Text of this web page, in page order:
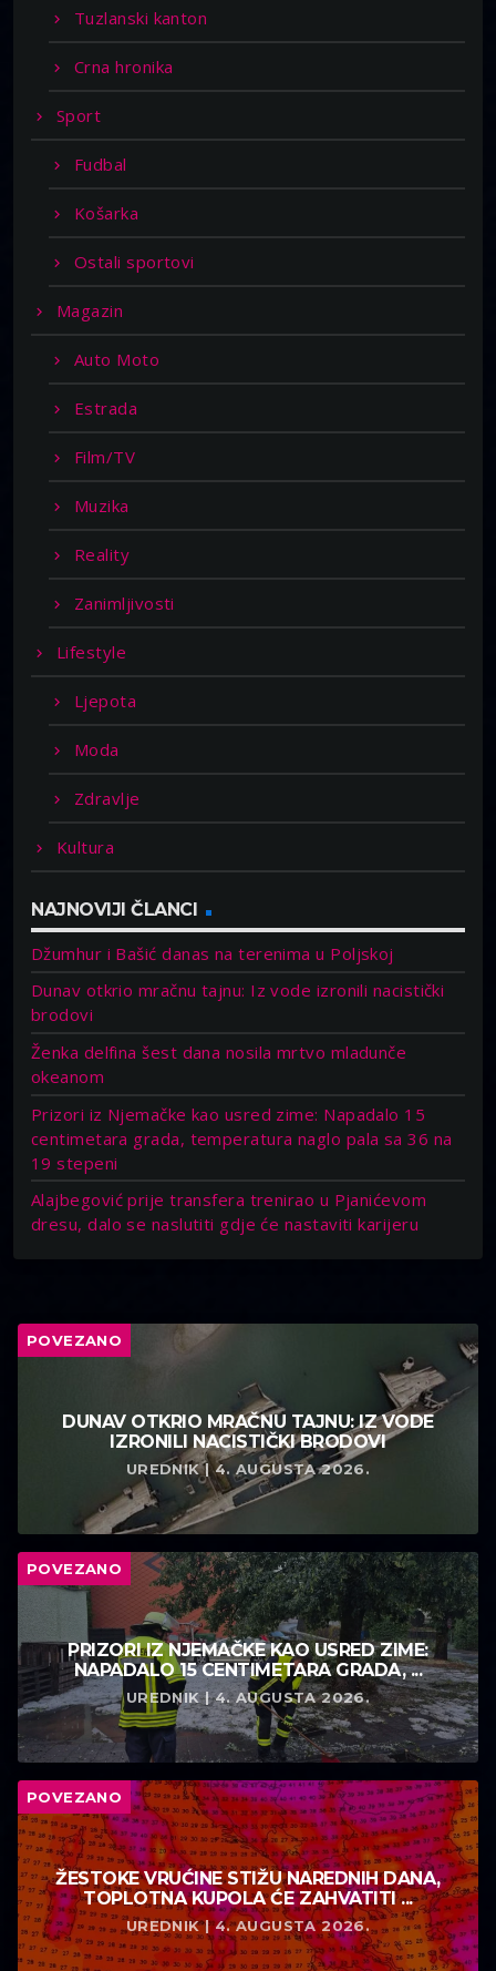
Tuzlanski kanton
Crna hronika
Sport
Fudbal
Košarka
Ostali sportovi
Magazin
Auto Moto
Estrada
Film/TV
Muzika
Reality
Zanimljivosti
Lifestyle
Ljepota
Moda
Zdravlje
Kultura
NAJNOVIJI ČLANCI
Džumhur i Bašić danas na terenima u Poljskoj
Dunav otkrio mračnu tajnu: Iz vode izronili nacistički
brodovi
Ženka delfina šest dana nosila mrtvo mladunče
okeanom
Prizori iz Njemačke kao usred zime: Napadalo 15
centimetara grada, temperatura naglo pala sa 36 na
19 stepeni
Alajbegović prije transfera trenirao u Pjanićevom
dresu, dalo se naslutiti gdje će nastaviti karijeru
POVEZANO
DUNAV OTKRIO MRAČNU TAJNU: IZ VODE
IZRONILI NACISTIČKI BRODOVI
UREDNIK | 4. AUGUSTA 2026.
POVEZANO
PRIZORI IZ NJEMAČKE KAO USRED ZIME:
NAPADALO 15 CENTIMETARA GRADA, ...
UREDNIK | 4. AUGUSTA 2026.
POVEZANO
ŽESTOKE VRUĆINE STIŽU NAREDNIH DANA,
TOPLOTNA KUPOLA ĆE ZAHVATITI ...
UREDNIK | 4. AUGUSTA 2026.